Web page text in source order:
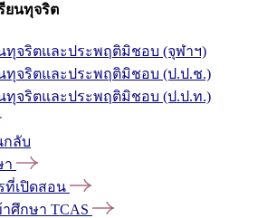
ยนทุจริต
ทุจริตและประพฤติมิชอบ (จุฬาฯ)
นทุจริตและประพฤติมิชอบ (ป.ป.ช.)
นทุจริตและประพฤติมิชอบ (ป.ป.ท.)
กลับ
า
ที่เปิดสอน
ศึกษา TCAS